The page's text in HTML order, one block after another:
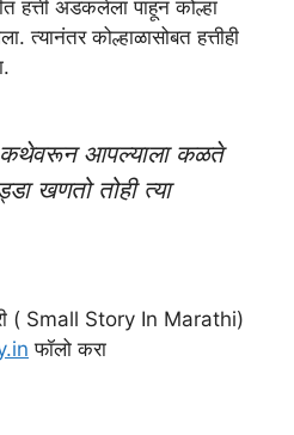
हत्ती अडकलेला पाहून कोल्हा
त्यानंतर कोल्हाळासोबत हत्तीही
कथेवरून आपल्याला कळते
खणतो तोही त्या
( Small Story In Marathi)
फॉलो करा